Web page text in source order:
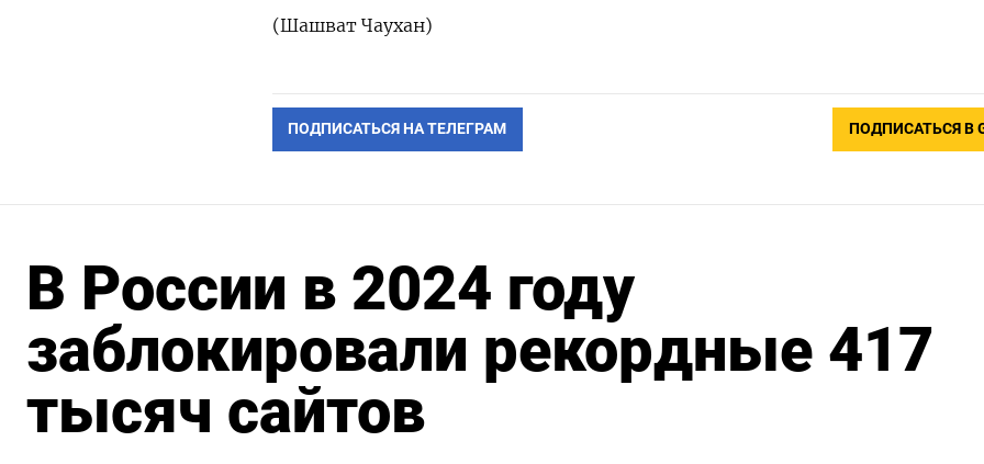
(Шашват Чаухан)
ПОДПИСАТЬСЯ НА ТЕЛЕГРАМ ПОДПИСАТЬСЯ В
В России в 2024 году
заблокировали рекордные 417
тысяч сайтов